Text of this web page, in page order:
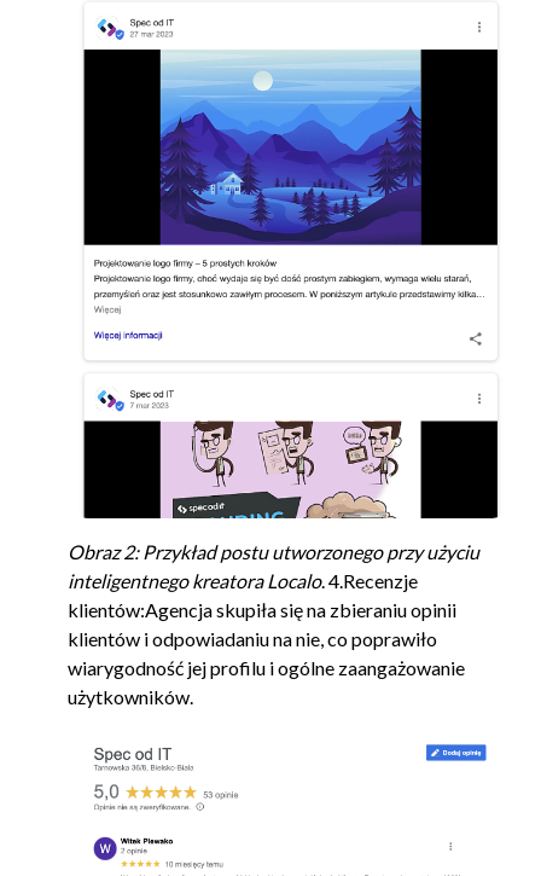
Obraz 2: Przykład postu utworzonego przy użyciu
inteligentnego kreatora Localo. 4.Recenzje
klientów:Agencja skupiła się na zbieraniu opinii
klientów i odpowiadaniu na nie, co poprawiło
wiarygodność jej profilu i ogólne zaangażowanie
użytkowników.